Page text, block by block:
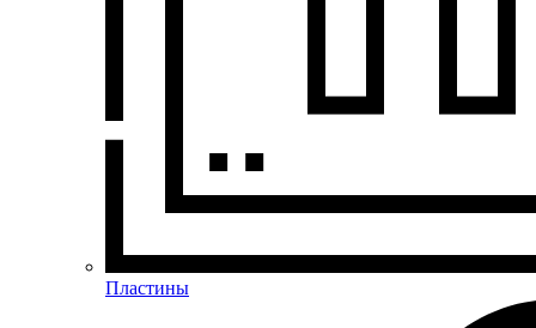
Пластины